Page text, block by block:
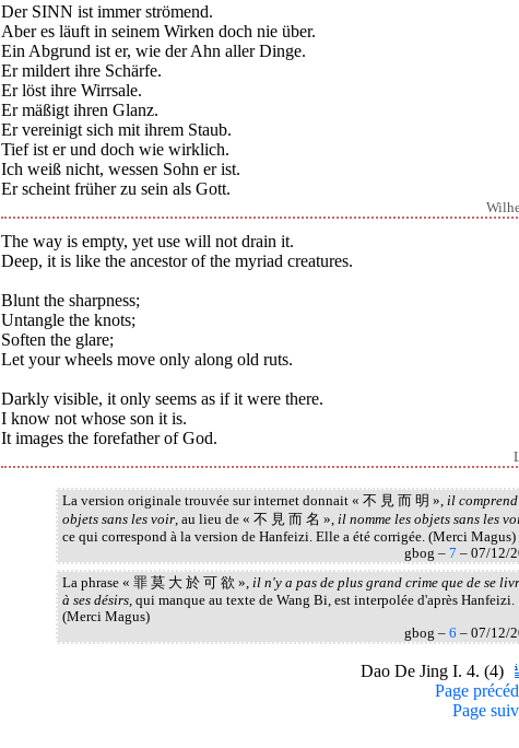
Der SINN ist immer strömend.
Aber es läuft in seinem Wirken doch nie über.
Ein Abgrund ist er, wie der Ahn aller Dinge.
Er mildert ihre Schärfe.
Er löst ihre Wirrsale.
Er mäßigt ihren Glanz.
Er vereinigt sich mit ihrem Staub.
Tief ist er und doch wie wirklich.
Ich weiß nicht, wessen Sohn er ist.
Er scheint früher zu sein als Gott.
The way is empty, yet use will not drain it.
Deep, it is like the ancestor of the myriad creatures.
Blunt the sharpness;
Untangle the knots;
Soften the glare;
Let your wheels move only along old ruts.
Darkly visible, it only seems as if it were there.
I know not whose son it is.
It images the forefather of God.
La version originale trouvée sur internet donnait « 不 見 而 明 », il
objets sans les voir, au lieu de « 不 見 而 名 », il nomme les objets sans les
ce qui correspond à la version de Hanfeizi. Elle a été corrigée. (Merci Magus)
gbog – 7 – 07/12/
La phrase « 罪 莫 大 於 可 欲 », il n'y a pas de plus grand crime que de se
à ses désirs, qui manque au texte de Wang Bi, est interpolée d'après Hanfeizi.
(Merci Magus)
gbog – 6 – 07/12/
Dao De Jing I. 4. (4)
Page
Page